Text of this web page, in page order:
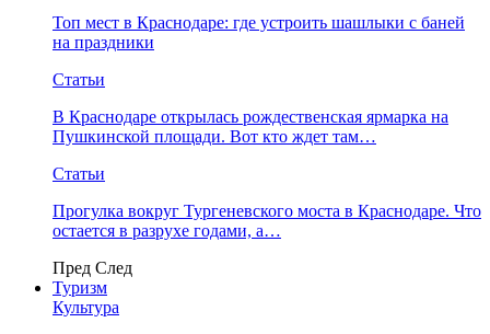
Топ мест в Краснодаре: где устроить шашлыки с баней
на праздники
Статьи
В Краснодаре открылась рождественская ярмарка на
Пушкинской площади. Вот кто ждет там…
Статьи
Прогулка вокруг Тургеневского моста в Краснодаре. Что
остается в разрухе годами, а…
Пред След
Туризм
Культура